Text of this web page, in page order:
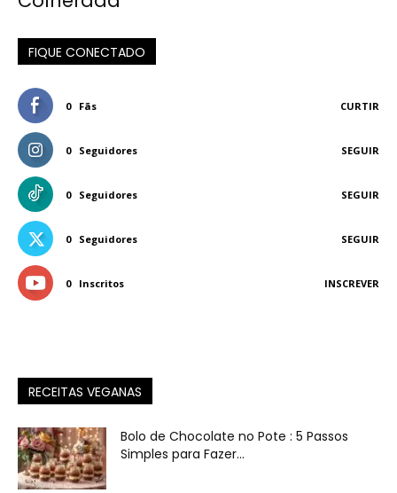
FIQUE CONECTADO
0 Fãs CURTIR
0 Seguidores SEGUIR
0 Seguidores SEGUIR
0 Seguidores SEGUIR
0 Inscritos INSCREVER
RECEITAS VEGANAS
Bolo de Chocolate no Pote : 5 Passos
Simples para Fazer...